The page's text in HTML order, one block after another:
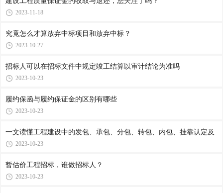
2023-11-18
究竟怎么才算放弃中标项目和放弃中标？
2023-10-27
招标人可以在招标文件中规定竣工结算以审计结论为准吗
2023-10-23
履约保函与履约保证金的区别有哪些
2023-10-23
一文读懂工程建设中的发包、承包、分包、转包、内包、挂靠认定及
2023-10-23
暂估价工程招标，谁做招标人？
2023-10-23